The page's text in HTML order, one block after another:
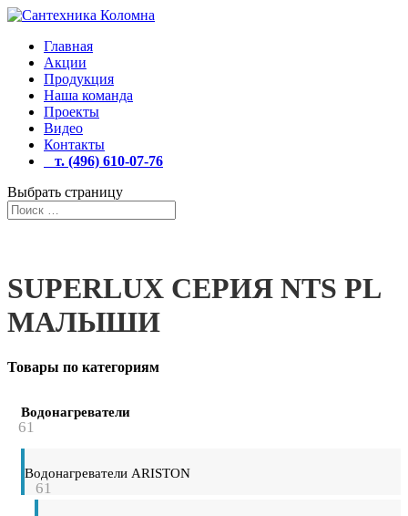
Главная
Акции
Продукция
Наша команда
Проекты
Видео
Контакты
т. (496) 610-07-76
Выбрать страницу
SUPERLUX СЕРИЯ NTS PL
МАЛЫШИ
Товары по категориям
Водонагреватели
61
Водонагреватели ARISTON
61